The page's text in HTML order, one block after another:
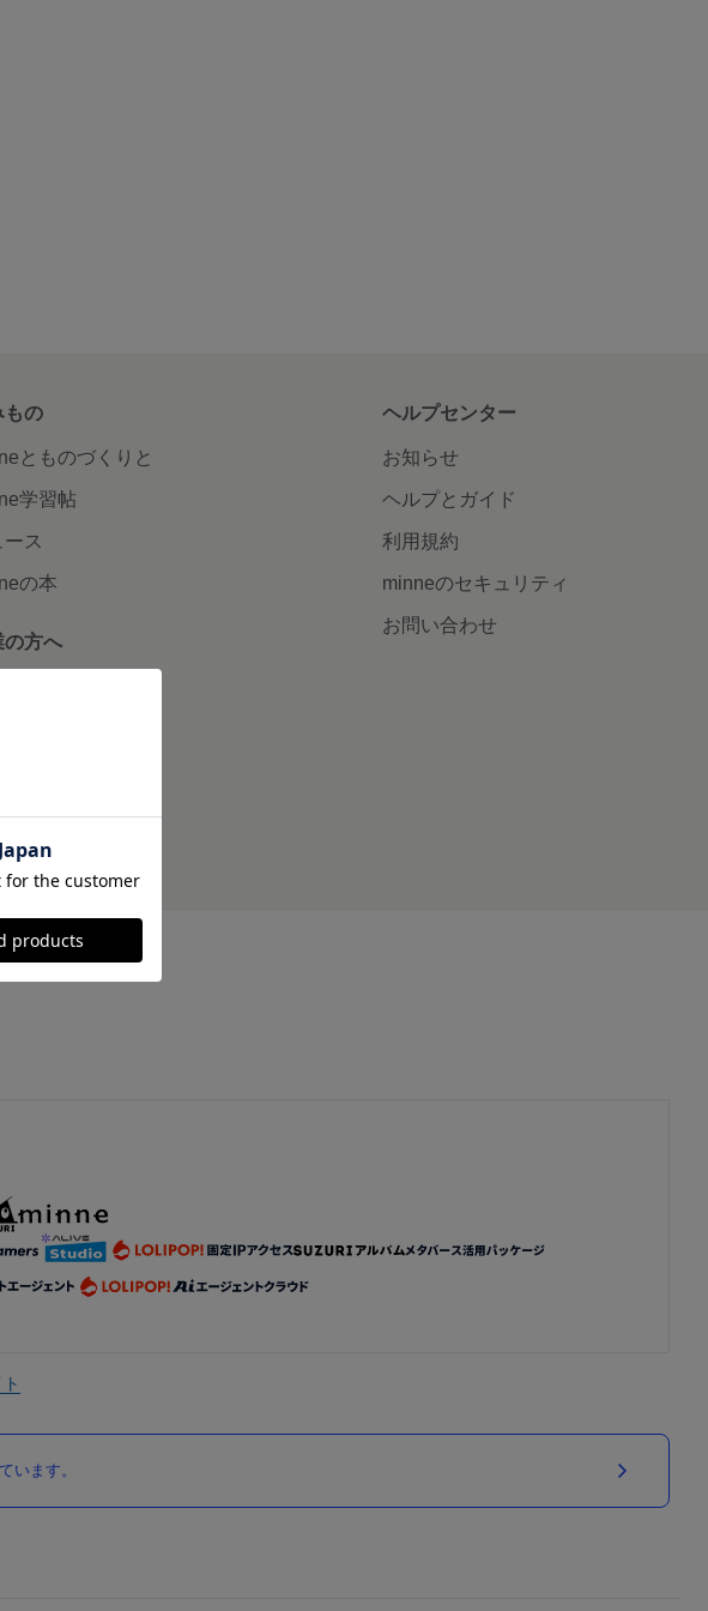
もの
とものづくりと
学習帖
ース
の本
の方へ
ヘルプセンター
お知らせ
ヘルプとガイド
利用規約
minneのセキュリティ
お問い合わせ
キット
います。